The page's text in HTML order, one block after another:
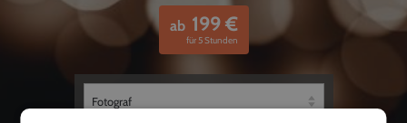
ab 199€
für 5 Stunden